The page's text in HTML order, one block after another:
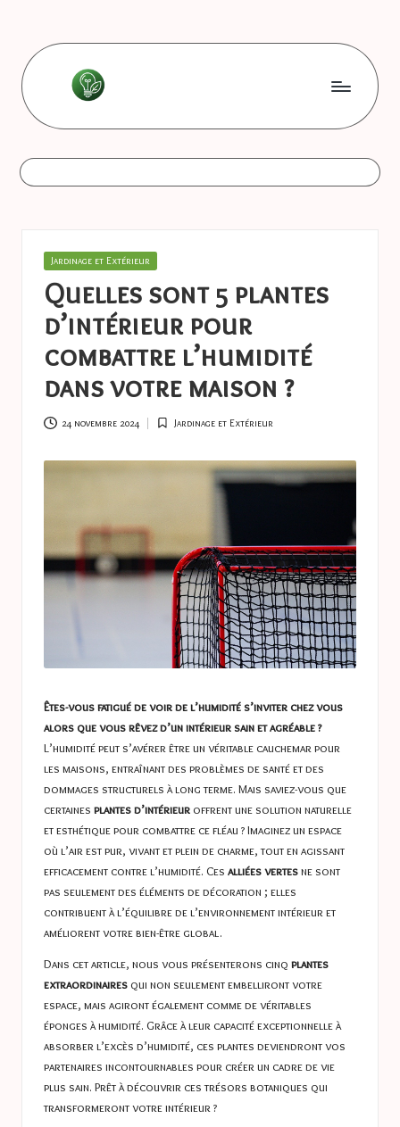
content
L
e
s
o
n
n
e
s
a
s
t
e
s
astuces
Posted
Jardinage et Extérieur
Quelles sont 5 plantes
d’intérieur pour
combattre l’humidité
dans votre maison ?
24 novembre 2024
Posted
Jardinage et Extérieur
Êtes-vous fatigué de voir de l’humidité s’inviter chez vous
alors que vous rêvez d’un intérieur sain et agréable ?
L’humidité peut s’avérer être un véritable cauchemar pour
les maisons, entraînant des problèmes de santé et des
dommages structurels à long terme. Mais saviez-vous que
certaines plantes d’intérieur offrent une solution naturelle
et esthétique pour combattre ce fléau ? Imaginez un espace
où l’air est pur, vivant et plein de charme, tout en agissant
efficacement contre l’humidité. Ces alliées vertesne sont
pas seulement des éléments de décoration ; elles
contribuent à l’équilibre de l’environnement intérieur et
améliorent votre bien-être global.
Dans cet article, nous vous présenterons cinq plantes
extraordinaires qui non seulement embelliront votre
espace, mais agiront également comme de véritables
éponges à humidité. Grâce à leur capacité exceptionnelle à
absorber l’excès d’humidité, ces plantes deviendront vos
partenaires incontournables pour créer un cadre de vie
plus sain. Prêt à découvrir ces trésors botaniques qui
transformeront votre intérieur ?